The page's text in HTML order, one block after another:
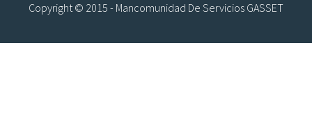
Copyright © 2015 - Mancomunidad De Servicios GASSET